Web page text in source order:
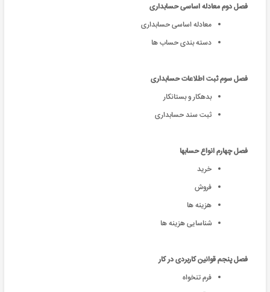
فصل دوم معادله اساسی حسابداری
معادله اساسی حسابداری
دسته بندی حساب ها
فصل سوم ثبت اطلاعات حسابداری
بدهکار و بستانکار
ثبت سند حسابداری
فصل چهارم انواع حسابها
خرید
فروش
هزینه ها
شناسایی هزینه ها
فصل پنجم قوانین کاربردی در کار
فرم تنخواه